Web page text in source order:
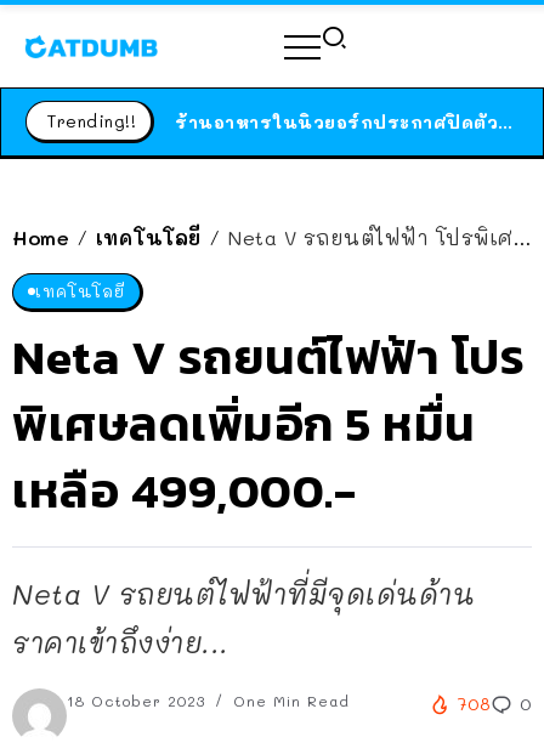
Trending!! ร้านอาหารในนิวยอร์กประกาศปิดตัวลง หลังอยู่มานานกว่า 45 ปี ติดป้ายขอบคุณลูกค้าทุกคน แถมสูตรทำไวท์ซอสให้แบบจัดเต็ม
Home / เทคโนโลยี / Neta V รถยนต์ไฟฟ้า โปรพิเศษลดเพิ่มอีก 5 หมื่น เหลือ 499,000.-
เทคโนโลยี
Neta V รถยนต์ไฟฟ้า โปร
พิเศษลดเพิ่มอีก 5 หมื่น
เหลือ 499,000.-
Neta V รถยนต์ไฟฟ้าที่มีจุดเด่นด้าน
ราคาเข้าถึงง่าย...
18 October 2023 One Min Read 708 0